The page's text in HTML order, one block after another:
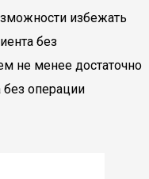
избежать
без
не менее достаточно
без операции